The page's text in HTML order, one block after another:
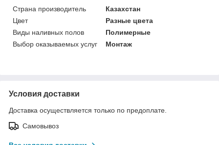
Страна производитель
Казахстан
Цвет
Разные цвета
Виды наливных полов
Полимерные
Выбор оказываемых услуг
Монтаж
Условия доставки
Доставка осуществляется только по предоплате.
Самовывоз